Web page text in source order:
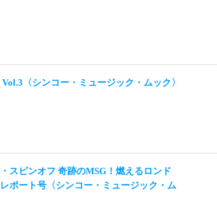
〈シンコー・ミュージック・ムック〉
スピンオフ 奇跡のMSG！燃えるロンド
ポート号〈シンコー・ミュージック・ム